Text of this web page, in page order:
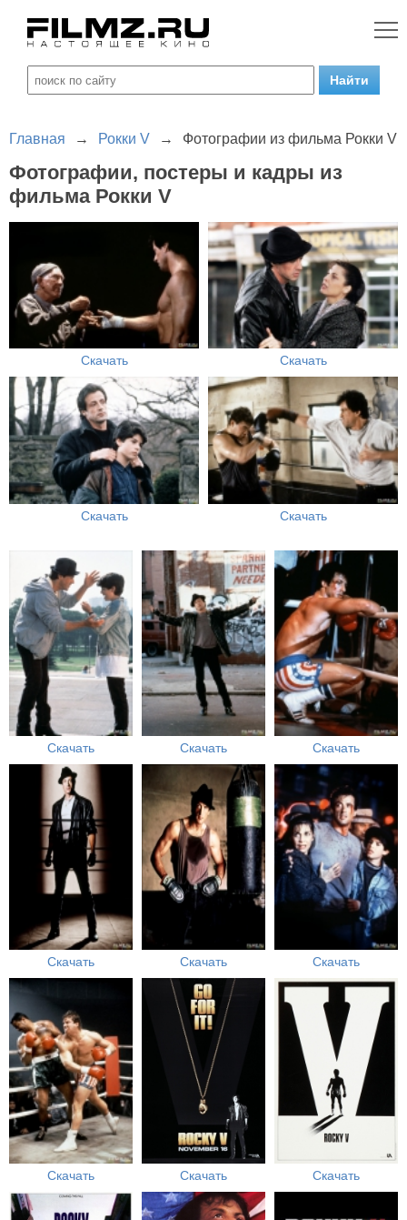
Главная → Рокки V → Фотографии из фильма Рокки V
Фотографии, постеры и кадры из
фильма Рокки V
Скачать Скачать
Скачать Скачать
Скачать Скачать Скачать
Скачать Скачать Скачать
Скачать Скачать Скачать